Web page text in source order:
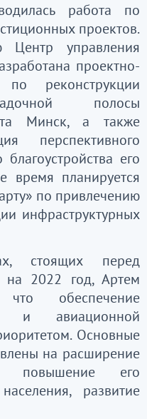
работа по
проектов.
Центр управления
проектно-
по реконструкции
полосы
Минск, а также
перспективного
его
время планируется
по привлечению
инфраструктурных
стоящих перед
на 2022 год, Артем
обеспечение
и авиационной
Основные
на расширение
повышение его
развитие